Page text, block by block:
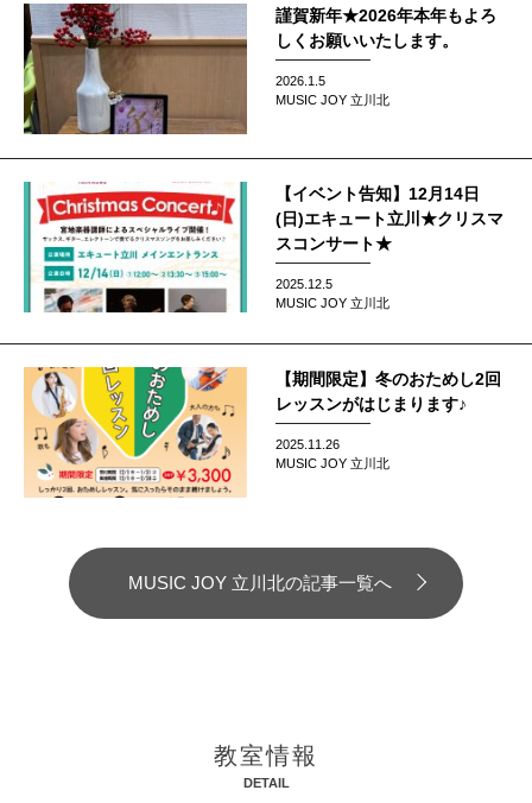
謹賀新年★2026年本年もよろ
しくお願いいたします。
2026.1.5
MUSIC JOY 立川北
【イベント告知】12月14日
(日)エキュート立川★クリスマ
スコンサート★
2025.12.5
MUSIC JOY 立川北
【期間限定】冬のおためし2回
レッスンがはじまります♪
2025.11.26
MUSIC JOY 立川北
MUSIC JOY 立川北の記事一覧へ
教室情報
DETAIL